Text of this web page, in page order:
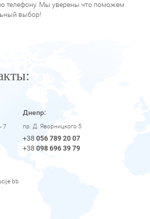
телефону. Мы уверены что поможем
выбор!
7
Днепр:
пр. Д. Яворницкого 5
+38 056 789 20 07
+38 098 696 39 79
bb